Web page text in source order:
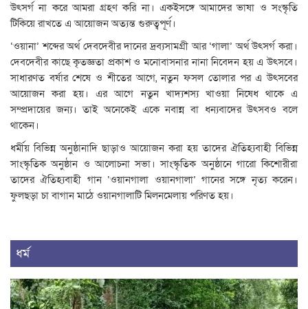
উৎসর্গ না করে আমরা গ্রহণ করি না। একইসঙ্গে আমাদের ভাষা ও সংস্কৃতি
টিকিয়ে রাখতে এ আয়োজন অত্যন্ত গুরুত্বপূর্ণ।
‘ওয়ানা’ শব্দের অর্থ দেবদেবীর দানের দ্রব্যসামগ্রী আর ‘গালা’ অর্থ উৎসর্গ করা।
দেবদেবীর কাছে কৃতজ্ঞতা প্রকাশ ও মনোবাসনার নানা নিবেদন হয় এ উৎসবে।
সাধারণত বর্ষার শেষে ও শীতের আগে, নতুন ফসল তোলার পর এ উৎসবের
আয়োজন করা হয়। এর আগে নতুন খাদ্যশস্য খাওয়া নিষেধ থাকে এ
সম্প্রদায়ের জন্য। তাই অনেকেই একে নবান্ন বা ধন্যবাদের উৎসবও বলে
থাকেন।
ধর্মীয় বিভিন্ন অনুষ্ঠানাদি ছাড়াও আয়োজন করা হয় তাদের ঐতিহ্যবাহী বিভিন্ন
সাংস্কৃতিক অনুষ্ঠান ও আলোচনা সভা। সাংস্কৃতিক অনুষ্ঠানে গারো কিশোরীরা
তাদের ঐতিহ্যবাহী গান ‘ওয়ানগালা ওয়ানগালা’ গানের সঙ্গে নৃত্য করেন।
ফুলছড়া চা বাগান মাঠে ওয়ানগালাটি মিলনমেলায় পরিণত হয়।
ধর্ম